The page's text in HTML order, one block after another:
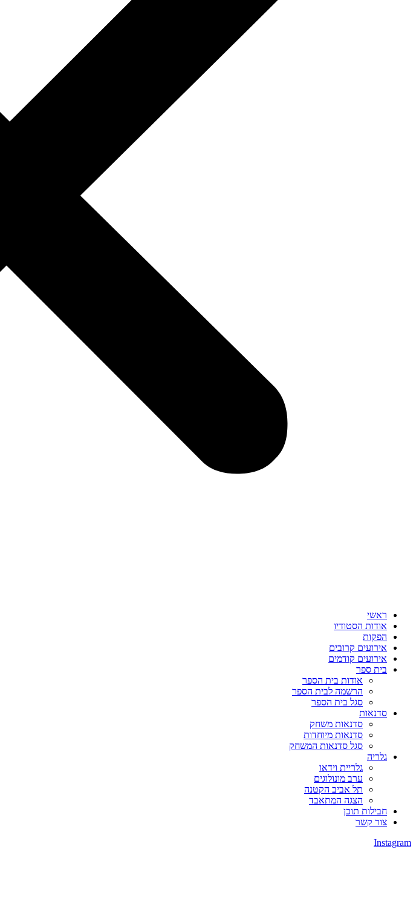
ראשי
אודות הסטודיו
הפקות
אירועים קרובים
אירועים קודמים
בית ספר
אודות בית הספר
הרשמה לבית הספר
סגל בית הספר
סדנאות
סדנאות משחק
סדנאות מיוחדות
סגל סדנאות המשחק
גלריה
גלריית וידאו
ערב מונולוגים
תל אביב הקטנה
הצגה המתאבד
חבילות תוכן
צור קשר
Instagram